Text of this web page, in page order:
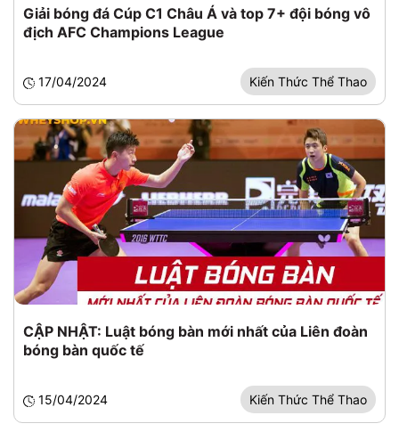
Giải bóng đá Cúp C1 Châu Á và top 7+ đội bóng vô
địch AFC Champions League
17/04/2024 Kiến Thức Thể Thao
CẬP NHẬT: Luật bóng bàn mới nhất của Liên đoàn
bóng bàn quốc tế
15/04/2024 Kiến Thức Thể Thao